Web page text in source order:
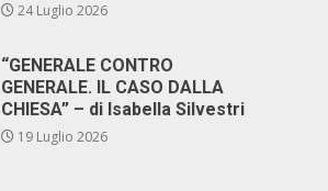
24 Luglio 2026
“GENERALE CONTRO
GENERALE. IL CASO DALLA
CHIESA” – di Isabella Silvestri
19 Luglio 2026